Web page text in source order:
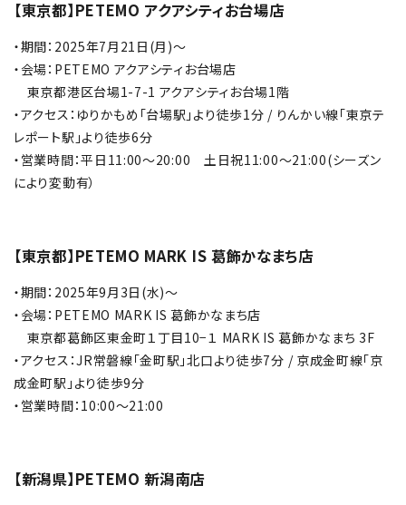
【東京都】PETEMO アクアシティお台場店
・期間：2025年7月21日(月)～
・会場：PETEMO アクアシティお台場店
東京都港区台場1-7-1 アクアシティお台場1階
・アクセス：ゆりかもめ「台場駅」より徒歩1分 / りんかい線「東京テ
レポート駅」より徒歩6分
・営業時間：平日11:00～20:00 土日祝11:00～21:00(シーズン
により変動有）
【東京都】PETEMO MARK IS 葛飾かなまち店
・期間：2025年9月3日(水)～
・会場：PETEMO MARK IS 葛飾かなまち店
東京都葛飾区東金町１丁目10−１ MARK IS 葛飾かなまち 3F
・アクセス：JR常磐線「金町駅」北口より徒歩7分 / 京成金町線「京
成金町駅」より徒歩9分
・営業時間：10:00～21:00
【新潟県】PETEMO 新潟南店